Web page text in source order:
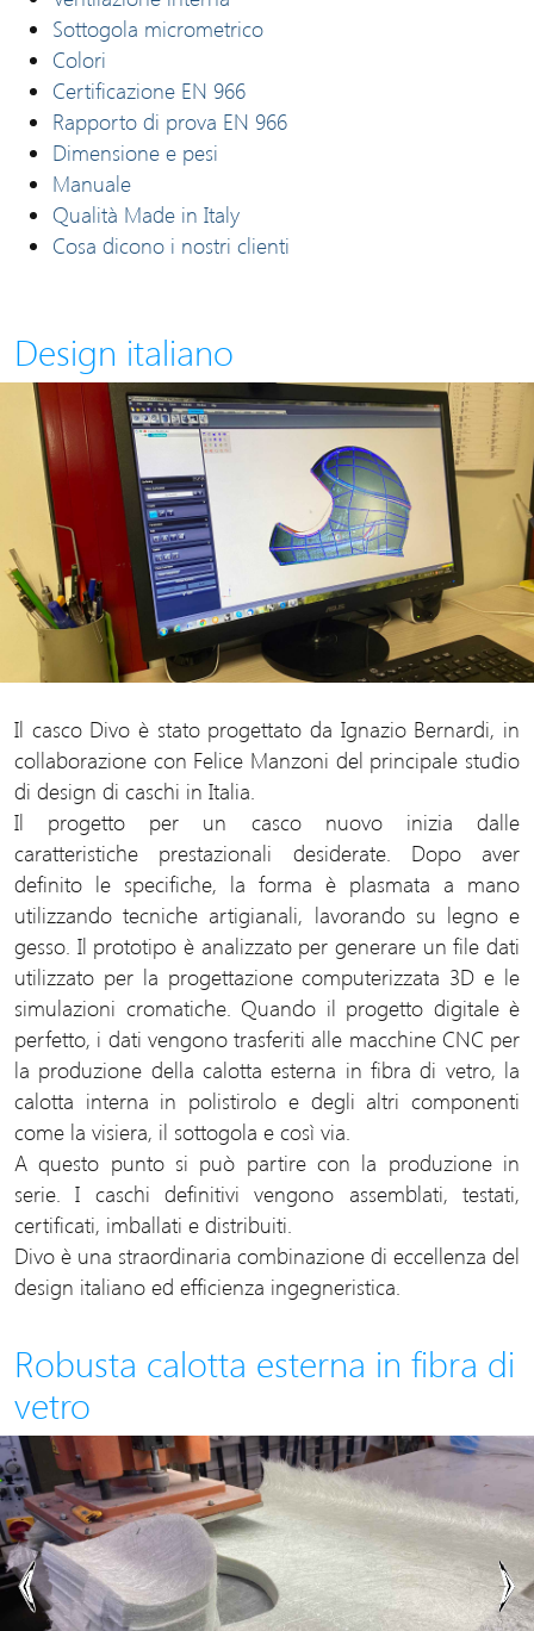
Sottogola micrometrico
Colori
Certificazione EN 966
Rapporto di prova EN 966
Dimensione e pesi
Manuale
Qualità Made in Italy
Cosa dicono i nostri clienti
Design italiano
Il casco Divo è stato progettato da Ignazio Bernardi, in
collaborazione con Felice Manzoni del principale studio
di design di caschi in Italia.
Il progetto per un casco nuovo inizia dalle
caratteristiche prestazionali desiderate. Dopo aver
definito le specifiche, la forma è plasmata a mano
utilizzando tecniche artigianali, lavorando su legno e
gesso. Il prototipo è analizzato per generare un file dati
utilizzato per la progettazione computerizzata 3D e le
simulazioni cromatiche. Quando il progetto digitale è
perfetto, i dati vengono trasferiti alle macchine CNC per
la produzione della calotta esterna in fibra di vetro, la
calotta interna in polistirolo e degli altri componenti
come la visiera, il sottogola e così via.
A questo punto si può partire con la produzione in
serie. I caschi definitivi vengono assemblati, testati,
certificati, imballati e distribuiti.
Divo è una straordinaria combinazione di eccellenza del
design italiano ed efficienza ingegneristica.
Robusta calotta esterna in fibra di
vetro
Previous